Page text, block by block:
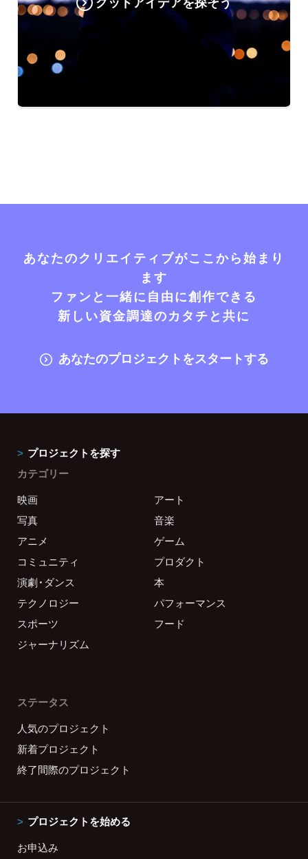
あなたのクリエイティブがここから始まり
ます
ファンと一緒に自由に創作できる
新しい資金調達のカタチと共に
あなたのプロジェクトをスタートする
プロジェクトを探す
カテゴリー
映画
アート
写真
音楽
アニメ
ゲーム
コミュニティ
プロダクト
演劇・ダンス
本
テクノロジー
パフォーマンス
スポーツ
フード
ジャーナリズム
ステータス
人気のプロジェクト
新着プロジェクト
終了間際のプロジェクト
プロジェクトを始める
お申込み